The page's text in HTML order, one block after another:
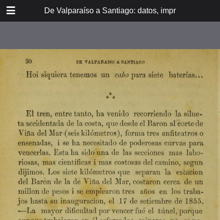
De Valparaíso a Santiago: datos, impresiones,
DOWNLOAD
Itinerario del ferrocarril de
Dedicatoria
A los viajeros
En la Estación de Valparaíso
El banquete de inauguración i el
motín de Oyarce
Viña del Mar
Bosquejo histórico
El Salto